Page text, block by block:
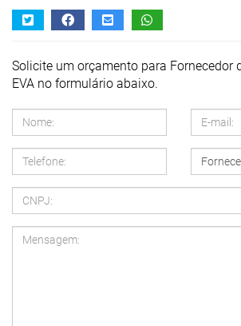
Solicite um orçamento para Fornecedor
EVA no formulário abaixo.